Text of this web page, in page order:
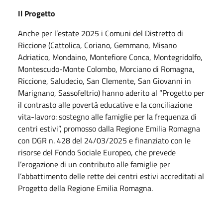
Il Progetto
Anche per l’estate 2025 i Comuni del Distretto di
Riccione (Cattolica, Coriano, Gemmano, Misano
Adriatico, Mondaino, Montefiore Conca, Montegridolfo,
Montescudo-Monte Colombo, Morciano di Romagna,
Riccione, Saludecio, San Clemente, San Giovanni in
Marignano, Sassofeltrio) hanno aderito al “Progetto per
il contrasto alle povertà educative e la conciliazione
vita-lavoro: sostegno alle famiglie per la frequenza di
centri estivi”, promosso dalla Regione Emilia Romagna
con DGR n. 428 del 24/03/2025 e finanziato con le
risorse del Fondo Sociale Europeo, che prevede
l’erogazione di un contributo alle famiglie per
l’abbattimento delle rette dei centri estivi accreditati al
Progetto della Regione Emilia Romagna.